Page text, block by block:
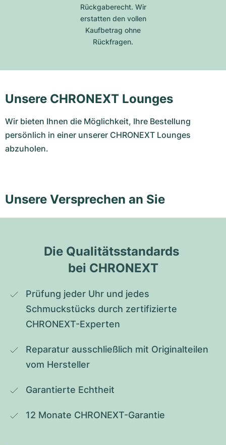
Rückgaberecht. Wir
erstatten den vollen
Kaufbetrag ohne
Rückfragen.
Unsere CHRONEXT Lounges
Wir bieten Ihnen die Möglichkeit, Ihre Bestellung
persönlich in einer unserer CHRONEXT Lounges
abzuholen.
Unsere Versprechen an Sie
Die Qualitätsstandards
bei CHRONEXT
Prüfung jeder Uhr und jedes
Schmuckstücks durch zertifizierte
CHRONEXT-Experten
Reparatur ausschließlich mit Originalteilen
vom Hersteller
Garantierte Echtheit
12 Monate CHRONEXT-Garantie